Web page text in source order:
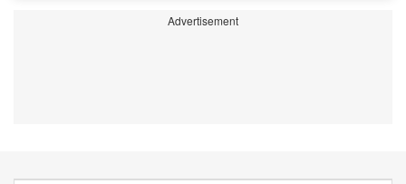
Advertisement